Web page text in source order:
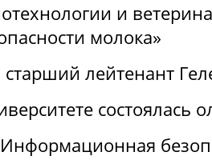
и
молока»
лейтенант
состоялась